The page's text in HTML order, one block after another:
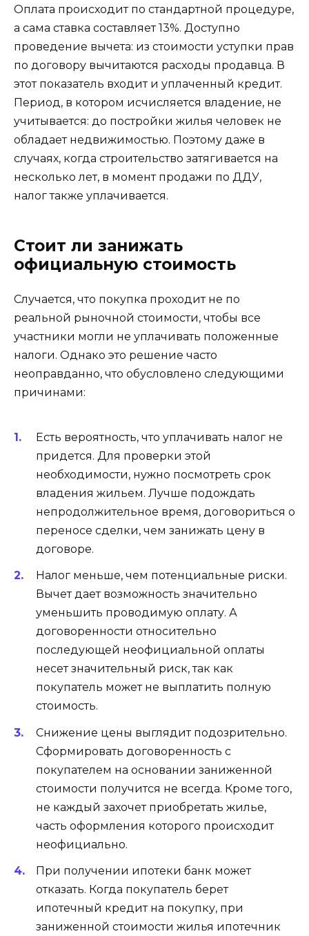
Оплата происходит по стандартной процедуре,
а сама ставка составляет 13%. Доступно
проведение вычета: из стоимости уступки прав
по договору вычитаются расходы продавца. В
этот показатель входит и уплаченный кредит.
Период, в котором исчисляется владение, не
учитывается: до постройки жилья человек не
обладает недвижимостью. Поэтому даже в
случаях, когда строительство затягивается на
несколько лет, в момент продажи по ДДУ,
налог также уплачивается.
Стоит ли занижать
официальную стоимость
Случается, что покупка проходит не по
реальной рыночной стоимости, чтобы все
участники могли не уплачивать положенные
налоги. Однако это решение часто
неоправданно, что обусловлено следующими
причинами:
Есть вероятность, что уплачивать налог не
придется. Для проверки этой
необходимости, нужно посмотреть срок
владения жильем. Лучше подождать
непродолжительное время, договориться о
переносе сделки, чем занижать цену в
договоре.
Налог меньше, чем потенциальные риски.
Вычет дает возможность значительно
уменьшить проводимую оплату. А
договоренности относительно
последующей неофициальной оплаты
несет значительный риск, так как
покупатель может не выплатить полную
стоимость.
Снижение цены выглядит подозрительно.
Сформировать договоренность с
покупателем на основании заниженной
стоимости получится не всегда. Кроме того,
не каждый захочет приобретать жилье,
часть оформления которого происходит
неофициально.
При получении ипотеки банк может
отказать. Когда покупатель берет
ипотечный кредит на покупку, при
заниженной стоимости жилья ипотечник